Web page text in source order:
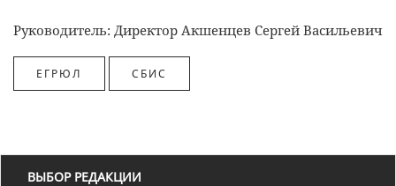
Руководитель: Директор Акшенцев Сергей Васильевич
ВЫБОР РЕДАКЦИИ